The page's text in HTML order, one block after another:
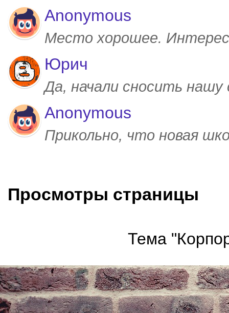
Anonymous
Место хорошее.
Юрич
Да, начали сносить
Anonymous
Прикольно, что новая
Просмотры страницы
Тема